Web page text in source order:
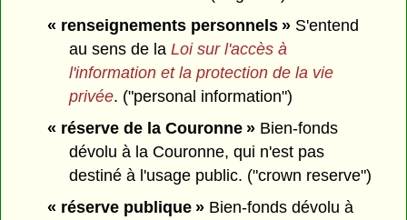
« renseignements personnels »S'entend
au sens de laLoi sur l'accès à
l'information et la protection de la vie
privée. ("personal information")
« réserve de la Couronne »Bien-fonds
dévolu à la Couronne, qui n'est pas
destiné à l'usage public. ("crown reserve")
« réserve publique »Bien-fonds dévolu à